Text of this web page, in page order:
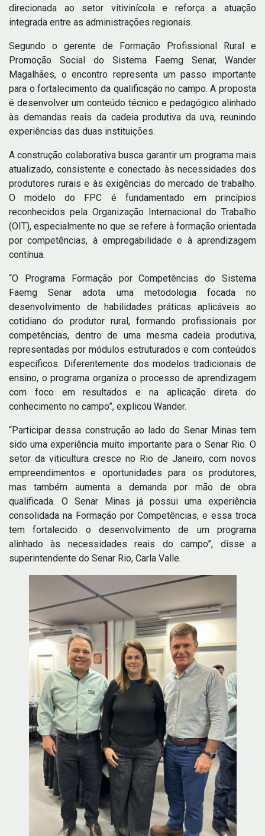
direcionada ao setor vitivinícola e reforça a atuação
integrada entre as administrações regionais.
Segundo o gerente de Formação Profissional Rural e
Promoção Social do Sistema Faemg Senar, Wander
Magalhães, o encontro representa um passo importante
para o fortalecimento da qualificação no campo. A proposta
é desenvolver um conteúdo técnico e pedagógico alinhado
às demandas reais da cadeia produtiva da uva, reunindo
experiências das duas instituições.
A construção colaborativa busca garantir um programa mais
atualizado, consistente e conectado às necessidades dos
produtores rurais e às exigências do mercado de trabalho.
O modelo do FPC é fundamentado em princípios
reconhecidos pela Organização Internacional do Trabalho
(OIT), especialmente no que se refere à formação orientada
por competências, à empregabilidade e à aprendizagem
contínua.
“O Programa Formação por Competências do Sistema
Faemg Senar adota uma metodologia focada no
desenvolvimento de habilidades práticas aplicáveis ao
cotidiano do produtor rural, formando profissionais por
competências, dentro de uma mesma cadeia produtiva,
representadas por módulos estruturados e com conteúdos
específicos. Diferentemente dos modelos tradicionais de
ensino, o programa organiza o processo de aprendizagem
com foco em resultados e na aplicação direta do
conhecimento no campo”, explicou Wander.
“Participar dessa construção ao lado do Senar Minas tem
sido uma experiência muito importante para o Senar Rio. O
setor da viticultura cresce no Rio de Janeiro, com novos
empreendimentos e oportunidades para os produtores,
mas também aumenta a demanda por mão de obra
qualificada. O Senar Minas já possui uma experiência
consolidada na Formação por Competências, e essa troca
tem fortalecido o desenvolvimento de um programa
alinhado às necessidades reais do campo”, disse a
superintendente do Senar Rio, Carla Valle.